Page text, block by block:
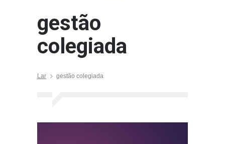
gestão
colegiada
Lar gestão colegiada